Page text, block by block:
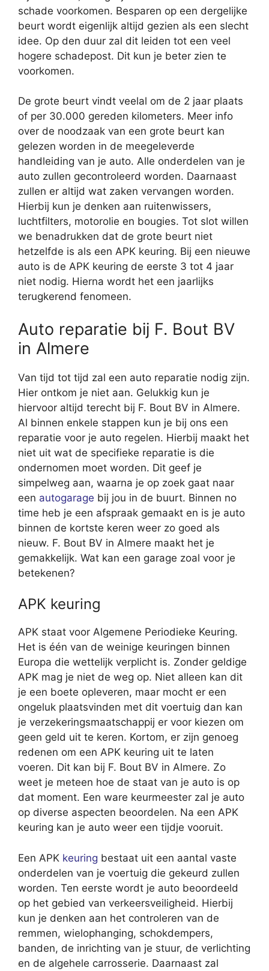
schade voorkomen. Besparen op een dergelijke
beurt wordt eigenlijk altijd gezien als een slecht
idee. Op den duur zal dit leiden tot een veel
hogere schadepost. Dit kun je beter zien te
voorkomen.
De grote beurt vindt veelal om de 2 jaar plaats
of per 30.000 gereden kilometers. Meer info
over de noodzaak van een grote beurt kan
gelezen worden in de meegeleverde
handleiding van je auto. Alle onderdelen van je
auto zullen gecontroleerd worden. Daarnaast
zullen er altijd wat zaken vervangen worden.
Hierbij kun je denken aan ruitenwissers,
luchtfilters, motorolie en bougies. Tot slot willen
we benadrukken dat de grote beurt niet
hetzelfde is als een APK keuring. Bij een nieuwe
auto is de APK keuring de eerste 3 tot 4 jaar
niet nodig. Hierna wordt het een jaarlijks
terugkerend fenomeen.
Auto reparatie bij F. Bout BV
in Almere
Van tijd tot tijd zal een auto reparatie nodig zijn.
Hier ontkom je niet aan. Gelukkig kun je
hiervoor altijd terecht bij F. Bout BV in Almere.
Al binnen enkele stappen kun je bij ons een
reparatie voor je auto regelen. Hierbij maakt het
niet uit wat de specifieke reparatie is die
ondernomen moet worden. Dit geef je
simpelweg aan, waarna je op zoek gaat naar
een autogarage bij jou in de buurt. Binnen no
time heb je een afspraak gemaakt en is je auto
binnen de kortste keren weer zo goed als
nieuw. F. Bout BV in Almere maakt het je
gemakkelijk. Wat kan een garage zoal voor je
betekenen?
APK keuring
APK staat voor Algemene Periodieke Keuring.
Het is één van de weinige keuringen binnen
Europa die wettelijk verplicht is. Zonder geldige
APK mag je niet de weg op. Niet alleen kan dit
je een boete opleveren, maar mocht er een
ongeluk plaatsvinden met dit voertuig dan kan
je verzekeringsmaatschappij er voor kiezen om
geen geld uit te keren. Kortom, er zijn genoeg
redenen om een APK keuring uit te laten
voeren. Dit kan bij F. Bout BV in Almere. Zo
weet je meteen hoe de staat van je auto is op
dat moment. Een ware keurmeester zal je auto
op diverse aspecten beoordelen. Na een APK
keuring kan je auto weer een tijdje vooruit.
Een APK keuring bestaat uit een aantal vaste
onderdelen van je voertuig die gekeurd zullen
worden. Ten eerste wordt je auto beoordeeld
op het gebied van verkeersveiligheid. Hierbij
kun je denken aan het controleren van de
remmen, wielophanging, schokdempers,
banden, de inrichting van je stuur, de verlichting
en de algehele carrosserie. Daarnaast zal